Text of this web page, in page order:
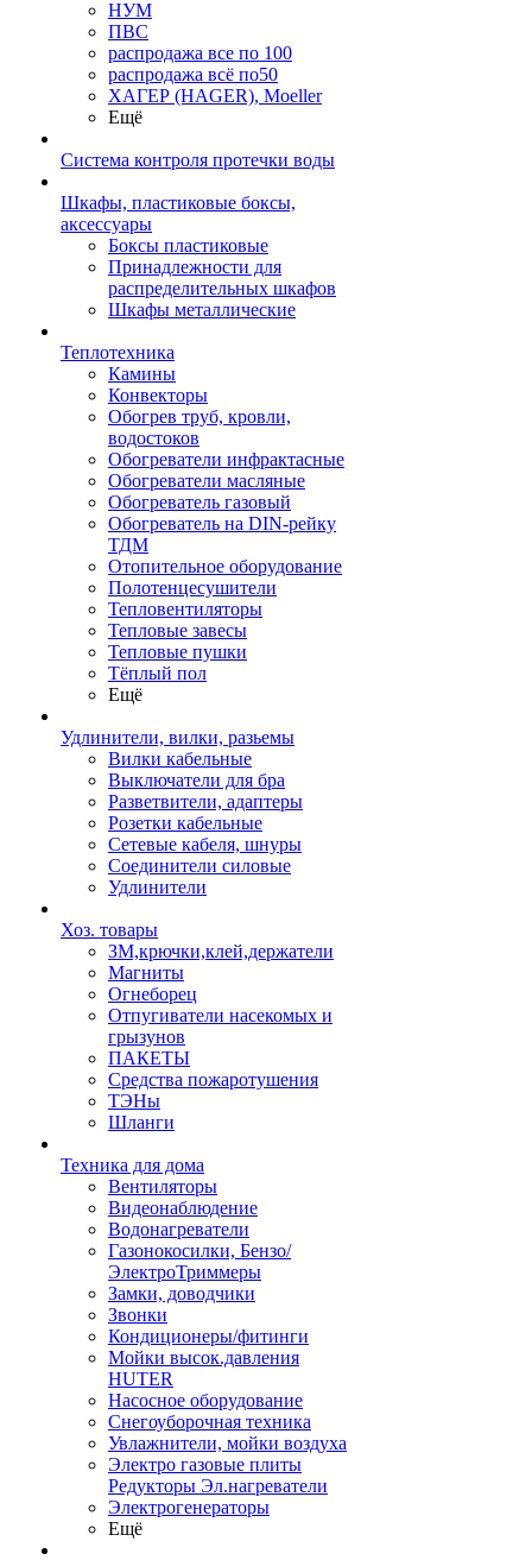
НУМ
ПВС
распродажа все по 100
распродажа всё по50
ХАГЕР (HAGER), Moeller
Ещё
Система контроля протечки воды
Шкафы, пластиковые боксы,
аксессуары
Боксы пластиковые
Принадлежности для
распределительных шкафов
Шкафы металлические
Теплотехника
Камины
Конвекторы
Обогрев труб, кровли,
водостоков
Обогреватели инфрактасные
Обогреватели масляные
Обогреватель газовый
Обогреватель на DIN-рейку
ТДМ
Отопительное оборудование
Полотенцесушители
Тепловентиляторы
Тепловые завесы
Тепловые пушки
Тёплый пол
Ещё
Удлинители, вилки, разьемы
Вилки кабельные
Выключатели для бра
Разветвители, адаптеры
Розетки кабельные
Сетевые кабеля, шнуры
Соединители силовые
Удлинители
Хоз. товары
ЗМ,крючки,клей,держатели
Магниты
Огнеборец
Отпугиватели насекомых и
грызунов
ПАКЕТЫ
Средства пожаротушения
ТЭНы
Шланги
Техника для дома
Вентиляторы
Видеонаблюдение
Водонагреватели
Газонокосилки, Бензо/
ЭлектроТриммеры
Замки, доводчики
Звонки
Кондиционеры/фитинги
Мойки высок.давления
HUTER
Насосное оборудование
Снегоуборочная техника
Увлажнители, мойки воздуха
Электро газовые плиты
Редукторы Эл.нагреватели
Электрогенераторы
Ещё